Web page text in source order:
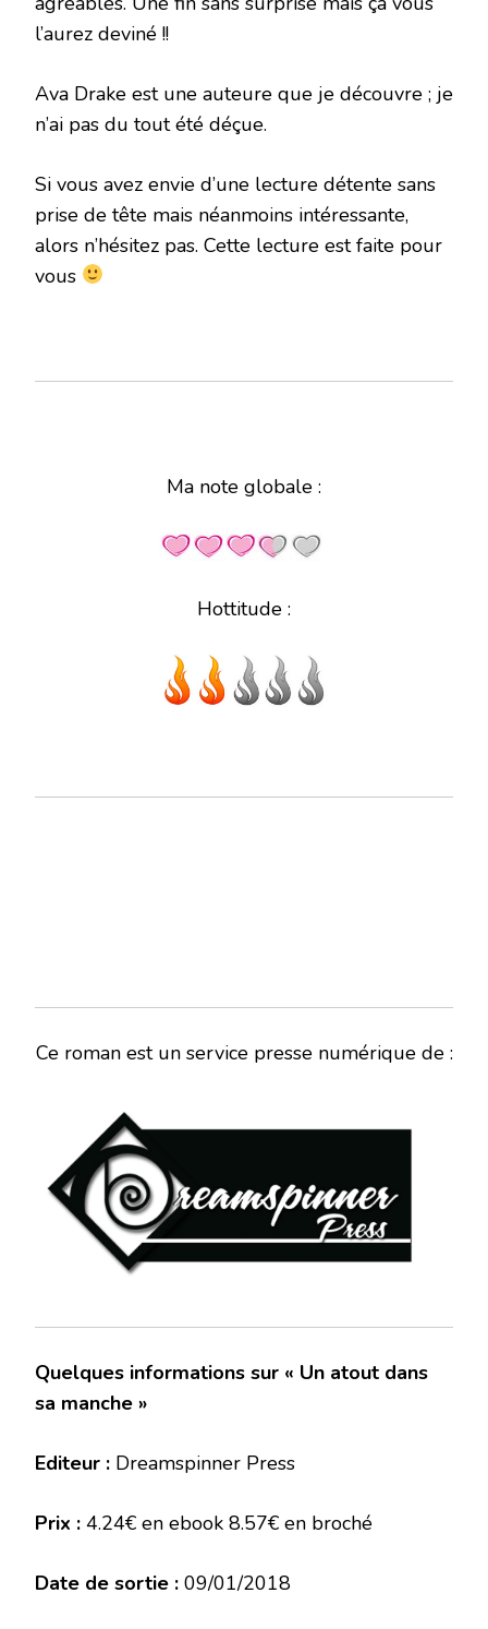
l’aurez deviné !!
Ava Drake est une auteure que je découvre ; je
n’ai pas du tout été déçue.
Si vous avez envie d’une lecture détente sans
prise de tête mais néanmoins intéressante,
alors n’hésitez pas. Cette lecture est faite pour
vous
Ma note globale :
Hottitude :
Ce roman est un service presse numérique de :
Quelques informations sur « Un atout dans
sa manche »
Editeur : Dreamspinner Press
Prix : 4.24€ en ebook 8.57€ en broché
Date de sortie : 09/01/2018